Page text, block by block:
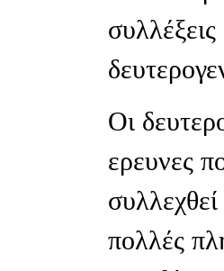
Οι
ερευνες
πολλές